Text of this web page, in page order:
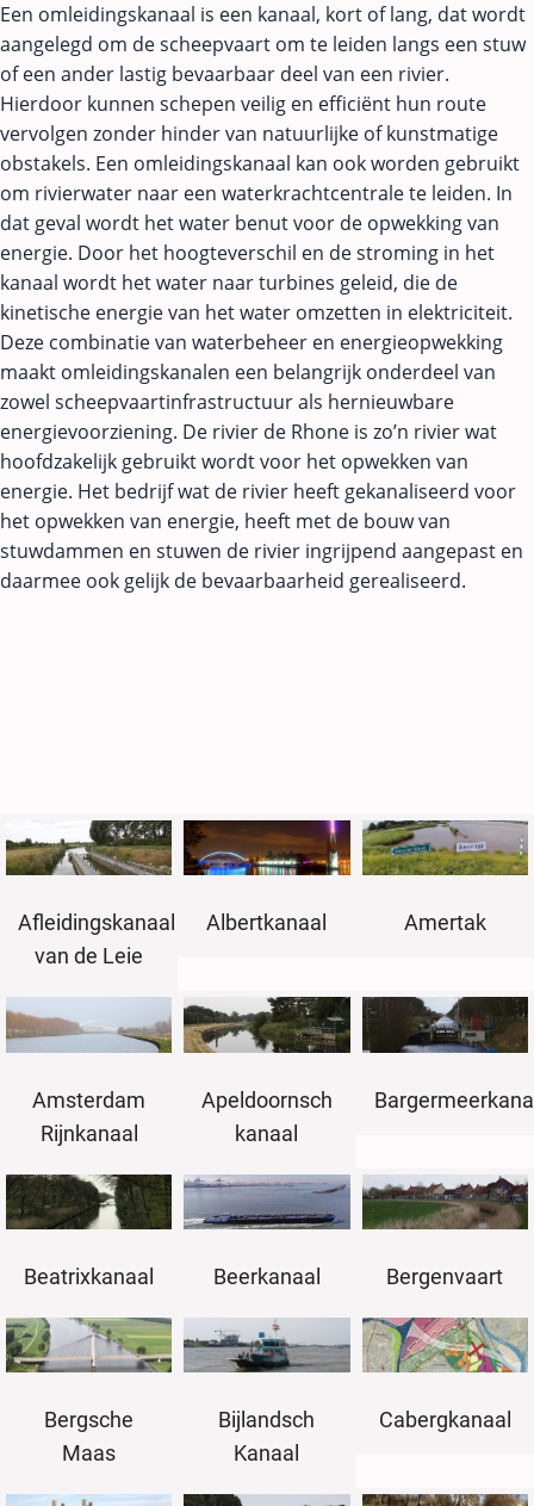
Een omleidingskanaal is een kanaal, kort of lang, dat wordt
aangelegd om de scheepvaart om te leiden langs een stuw
of een ander lastig bevaarbaar deel van een rivier.
Hierdoor kunnen schepen veilig en efficiënt hun route
vervolgen zonder hinder van natuurlijke of kunstmatige
obstakels. Een omleidingskanaal kan ook worden gebruikt
om rivierwater naar een waterkrachtcentrale te leiden. In
dat geval wordt het water benut voor de opwekking van
energie. Door het hoogteverschil en de stroming in het
kanaal wordt het water naar turbines geleid, die de
kinetische energie van het water omzetten in elektriciteit.
Deze combinatie van waterbeheer en energieopwekking
maakt omleidingskanalen een belangrijk onderdeel van
zowel scheepvaartinfrastructuur als hernieuwbare
energievoorziening. De rivier de Rhone is zo’n rivier wat
hoofdzakelijk gebruikt wordt voor het opwekken van
energie. Het bedrijf wat de rivier heeft gekanaliseerd voor
het opwekken van energie, heeft met de bouw van
stuwdammen en stuwen de rivier ingrijpend aangepast en
daarmee ook gelijk de bevaarbaarheid gerealiseerd.
Afleidingskanaal
van de Leie
Albertkanaal Amertak
Amsterdam
Rijnkanaal
Apeldoornsch
kanaal
Beatrixkanaal Beerkanaal Bergenvaart
Bergsche
Maas
Bijlandsch
Kanaal
Cabergkanaal